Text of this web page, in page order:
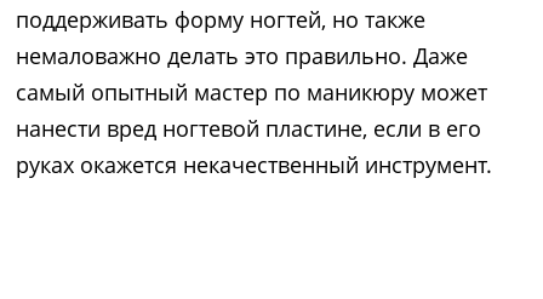
поддерживать форму ногтей, но также
немаловажно делать это правильно. Даже
самый опытный мастер по маникюру может
нанести вред ногтевой пластине, если в его
руках окажется некачественный инструмент.